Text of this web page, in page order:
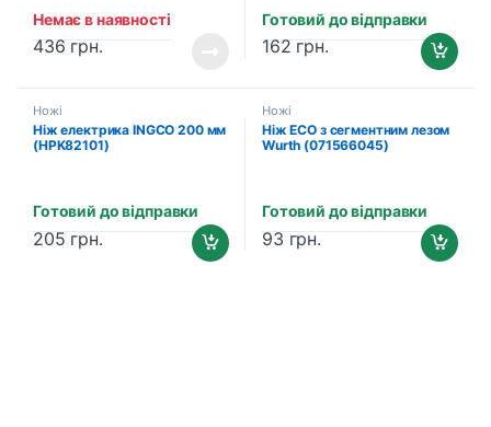
Немає в наявності
436 грн.
Готовий до відправки
162 грн.
Ножі
Ніж електрика INGCO 200 мм
(HPK82101)
Готовий до відправки
205 грн.
Ножі
Ніж ECO з сегментним лезом
Wurth (071566045)
Готовий до відправки
93 грн.